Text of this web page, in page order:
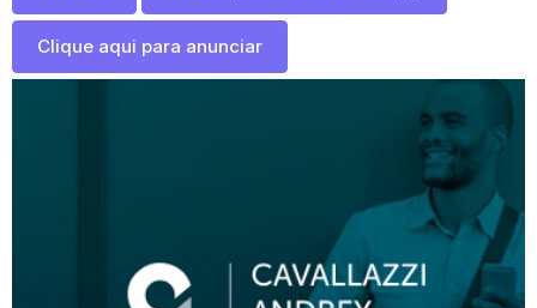
Clique aqui para anunciar